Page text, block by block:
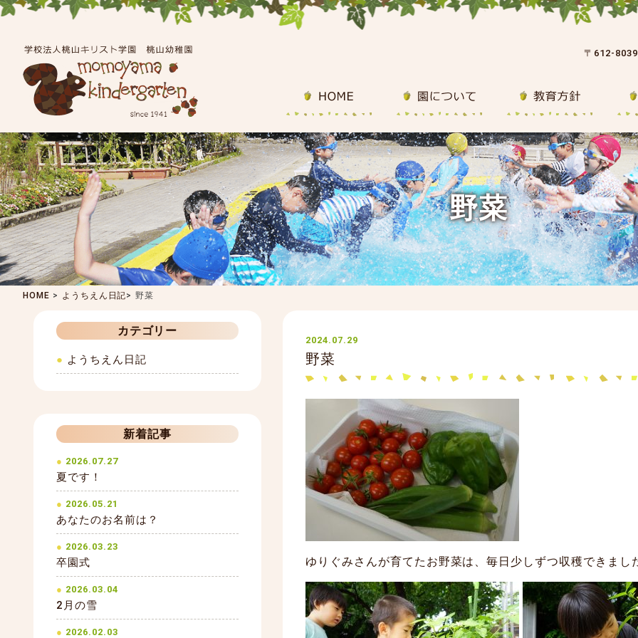
〒612-
野菜
HOME > ようちえん日記> 野菜
カテゴリー
ようちえん日記
新着記事
2026.07.27
夏です！
2026.05.21
あなたのお名前は？
2026.03.23
卒園式
2026.03.04
2月の雪
2026.02.03
2024.07.29
野菜
ゆりぐみさんが育てたお野菜は、毎日少しずつ収穫できまし